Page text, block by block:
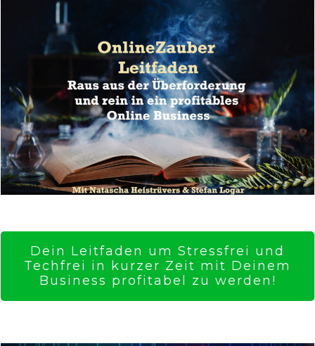
Dein Leitfaden um Stressfrei und
Techfrei in kurzer Zeit mit Deinem
Business profitabel zu werden!